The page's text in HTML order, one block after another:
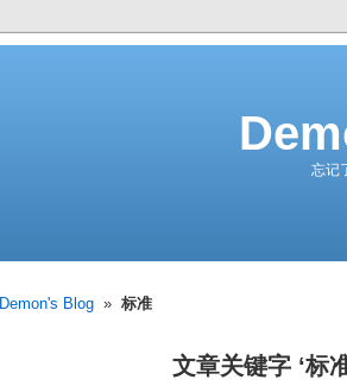
忘记
Demon's Blog » 标准
文章关键字 ‘标